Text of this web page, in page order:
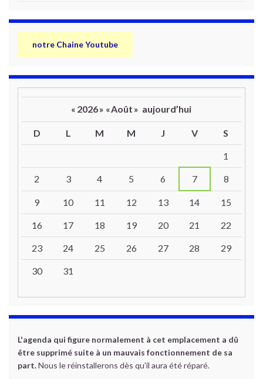
notre Chaine Youtube
« 2026» «Août » aujourd’hui
D L M M J V S
1
2 3 4 5 6 7 8
9 10 11 12 13 14 15
16 17 18 19 20 21 22
23 24 25 26 27 28 29
30 31
L'agenda qui figure normalement à cet emplacement a dû
être supprimé suite à un mauvais fonctionnement de sa
part.Nous le réinstallerons dès qu'il aura été réparé.